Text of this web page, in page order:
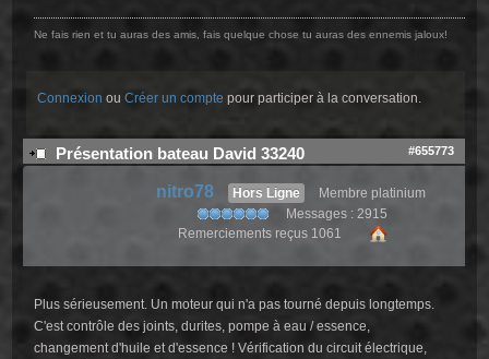
Ne fais rien et tu auras des amis, fais quelque chose tu auras des ennemis jaloux!
Connexion ouCréer un compte pour participer à la conversation.
Présentation bateau David 33240 #655773
nitro78 Hors Ligne
Membre platinium
Messages : 2915
Remerciements reçus 1061
Plus sérieusement. Un moteur qui n'a pas tourné depuis longtemps.
C'est contrôle des joints, durites, pompe à eau / essence,
changement d'huile et d'essence ! Vérification du circuit électrique,